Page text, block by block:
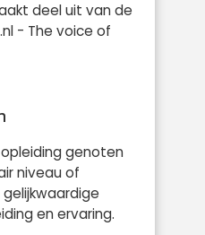
deel uit van de
- The voice of
genoten
niveau of
en ervaring.